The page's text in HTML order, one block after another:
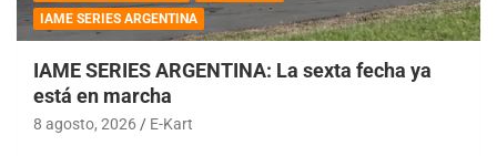
IAME SERIES ARGENTINA
IAME SERIES ARGENTINA: La sexta fecha ya
está en marcha
8 agosto, 2026 E-Kart